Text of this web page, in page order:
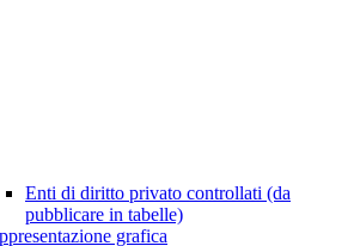
Enti di diritto privato controllati (da
pubblicare in tabelle)
grafica